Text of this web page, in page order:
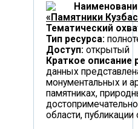
«Памятники
Тематический
Тип ресурса:
Доступ: открытый
Краткое описание
данных
монументальных и
памятниках,
области, публикации